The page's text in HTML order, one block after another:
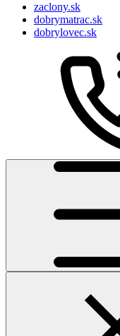
zaclony.sk
dobrymatrac.sk
dobrylovec.sk